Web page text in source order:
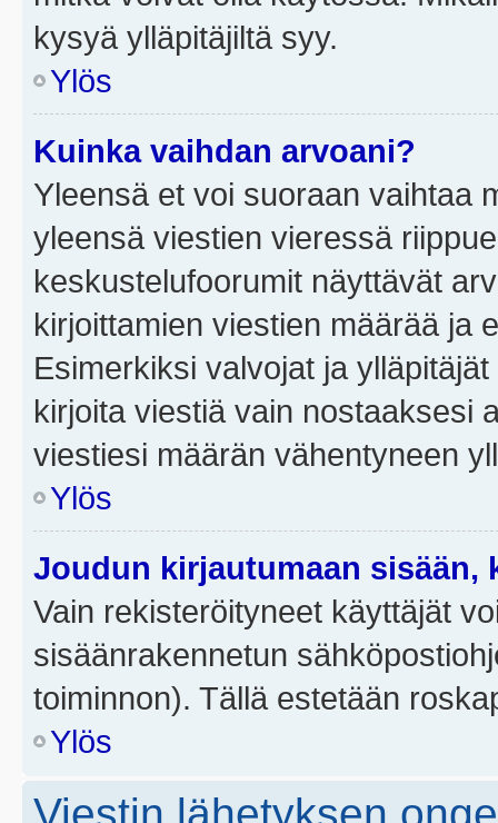
kysyä ylläpitäjiltä syy.
Ylös
Kuinka vaihdan arvoani?
Yleensä et voi suoraan vaihtaa
yleensä viestien vieressä
keskustelufoorumit näyttävät
kirjoittamien viestien määrää ja
Esimerkiksi valvojat ja
kirjoita viestiä vain nostaaksesi
viestiesi määrän vähentyneen
Ylös
Joudun kirjautumaan sisään,
Vain rekisteröityneet käyttäjät
sisäänrakennetun
toiminnon). Tällä estetään
Ylös